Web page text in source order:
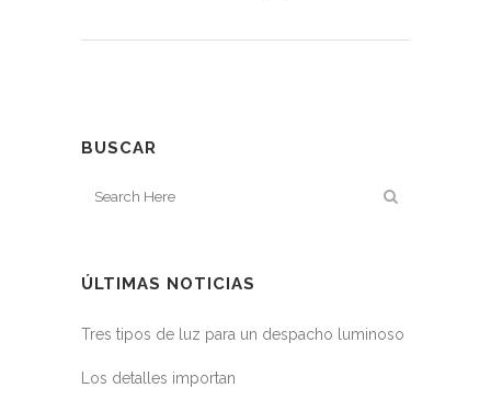
BUSCAR
ÚLTIMAS NOTICIAS
Tres tipos de luz para un despacho luminoso
Los detalles importan